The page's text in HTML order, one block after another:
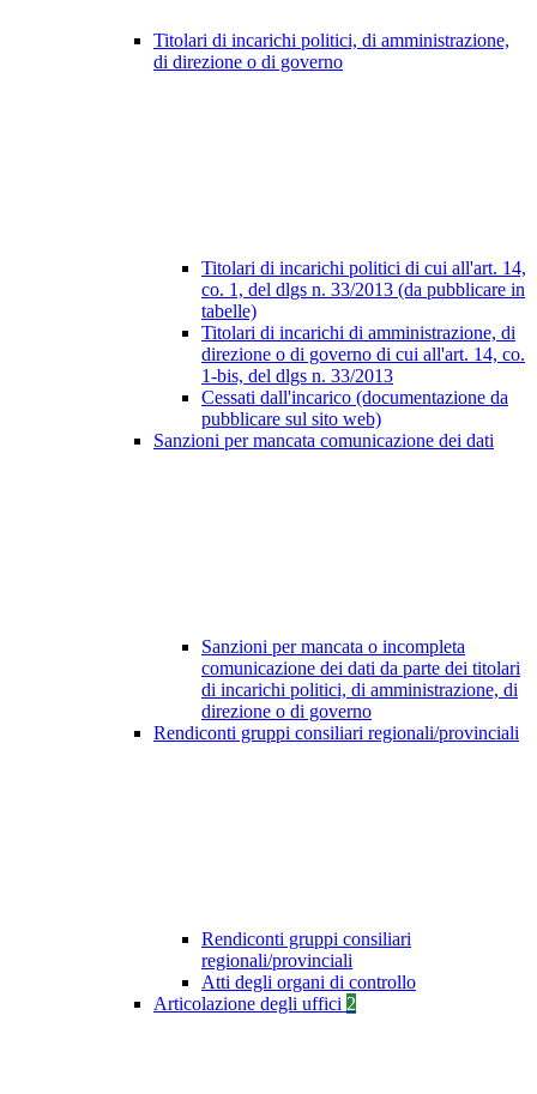
Titolari di incarichi politici, di amministrazione,
di direzione o di governo
Titolari di incarichi politici di cui all'art. 14,
co. 1, del dlgs n. 33/2013 (da pubblicare in
tabelle)
Titolari di incarichi di amministrazione, di
direzione o di governo di cui all'art. 14, co.
1-bis, del dlgs n. 33/2013
Cessati dall'incarico (documentazione da
pubblicare sul sito web)
Sanzioni per mancata comunicazione dei dati
Sanzioni per mancata o incompleta
comunicazione dei dati da parte dei titolari
di incarichi politici, di amministrazione, di
direzione o di governo
Rendiconti gruppi consiliari regionali/provinciali
Rendiconti gruppi consiliari
regionali/provinciali
Atti degli organi di controllo
Articolazione degli uffici 2